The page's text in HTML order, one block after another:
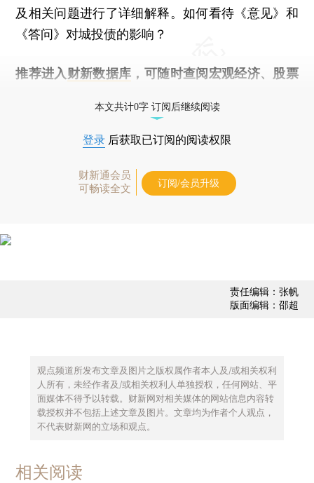
及相关问题进行了详细解释。如何看待《意见》和
《答问》对城投债的影响？
推荐进入 财新数据库 ，可随时查阅宏观经济、股票
本文共计0字 订阅后继续阅读
登录 后获取已订阅的阅读权限
财新通会员
可畅读全文
订阅/会员升级
责任编辑：张帆
版面编辑：邵超
观点频道所发布文章及图片之版权属作者本人及/或相关权利
人所有，未经作者及/或相关权利人单独授权，任何网站、平
面媒体不得予以转载。财新网对相关媒体的网站信息内容转
载授权并不包括上述文章及图片。文章均为作者个人观点，
不代表财新网的立场和观点。
相关阅读